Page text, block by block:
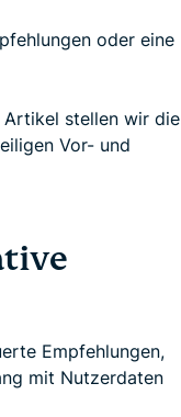
oder eine
Artikel stellen wir die
Vor- und
Empfehlungen,
mit Nutzerdaten